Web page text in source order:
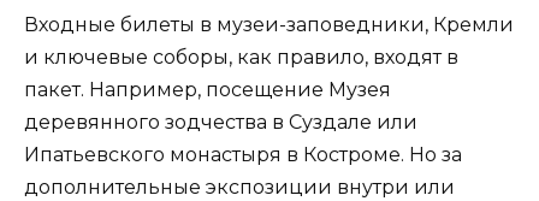
Входные билеты в музеи-заповедники, Кремли
и ключевые соборы, как правило, входят в
пакет. Например, посещение Музея
деревянного зодчества в Суздале или
Ипатьевского монастыря в Костроме. Но за
дополнительные экспозиции внутри или